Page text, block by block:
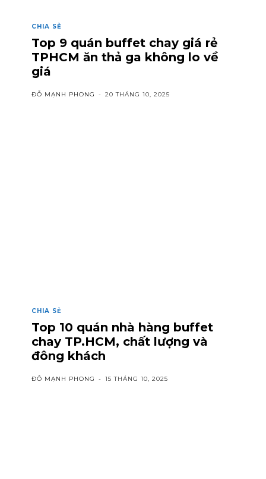
CHIA SẺ
Top 9 quán buffet chay giá rẻ
TPHCM ăn thả ga không lo về
giá
ĐỖ MẠNH PHONG - 20 THÁNG 10, 2025
CHIA SẺ
Top 10 quán nhà hàng buffet
chay TP.HCM, chất lượng và
đông khách
ĐỖ MẠNH PHONG - 15 THÁNG 10, 2025